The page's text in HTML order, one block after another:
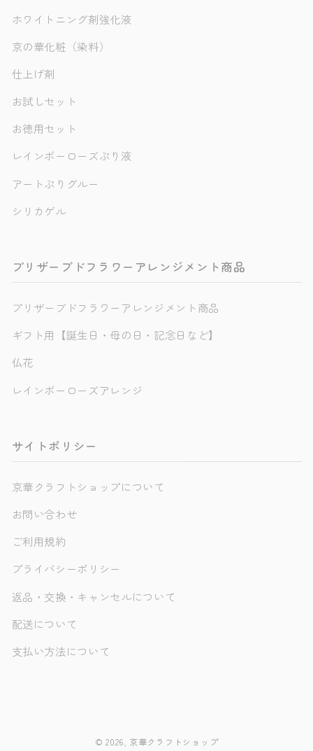
ホワイトニング剤強化液
京の華化粧（染料）
仕上げ剤
お試しセット
お徳用セット
レインボーローズぷり液
アートぷりグルー
シリカゲル
プリザーブドフラワーアレンジメント商品
プリザーブドフラワーアレンジメント商品
ギフト用【誕生日・母の日・記念日など】
仏花
レインボーローズアレンジ
サイトポリシー
京華クラフトショップについて
お問い合わせ
ご利用規約
プライバシーポリシー
返品・交換・キャンセルについて
配送について
支払い方法について
© 2026, 京華クラフトショップ